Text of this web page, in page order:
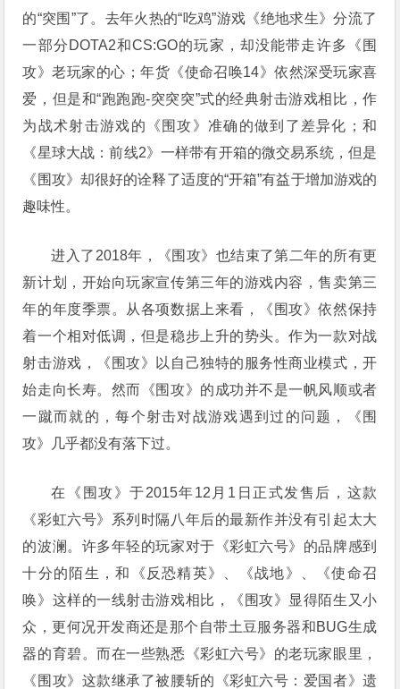
的“突围”了。去年火热的“吃鸡”游戏《绝地求生》分流了
一部分DOTA2和CS:GO的玩家，却没能带走许多《围
攻》老玩家的心；年货《使命召唤14》依然深受玩家喜
爱，但是和“跑跑跑-突突突”式的经典射击游戏相比，作
为战术射击游戏的《围攻》准确的做到了差异化；和
《星球大战：前线2》一样带有开箱的微交易系统，但是
《围攻》却很好的诠释了适度的“开箱”有益于增加游戏的
趣味性。
进入了2018年，《围攻》也结束了第二年的所有更
新计划，开始向玩家宣传第三年的游戏内容，售卖第三
年的年度季票。从各项数据上来看，《围攻》依然保持
着一个相对低调，但是稳步上升的势头。作为一款对战
射击游戏，《围攻》以自己独特的服务性商业模式，开
始走向长寿。然而《围攻》的成功并不是一帆风顺或者
一蹴而就的，每个射击对战游戏遇到过的问题，《围
攻》几乎都没有落下过。
在《围攻》于2015年12月1日正式发售后，这款
《彩虹六号》系列时隔八年后的最新作并没有引起太大
的波澜。许多年轻的玩家对于《彩虹六号》的品牌感到
十分的陌生，和《反恐精英》、《战地》、《使命召
唤》这样的一线射击游戏相比，《围攻》显得陌生又小
众，更何况开发商还是那个自带土豆服务器和BUG生成
器的育碧。而在一些熟悉《彩虹六号》的老玩家眼里，
《围攻》这款继承了被腰斩的《彩虹六号：爱国者》遗